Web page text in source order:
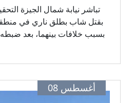
تباشر نيابة شمال الجيزة
بقتل شاب بطلق ناري في
بسبب خلافات بينهما، بعد ضبطه
أغسطس 08